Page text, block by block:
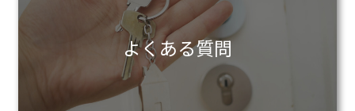
よくある質問